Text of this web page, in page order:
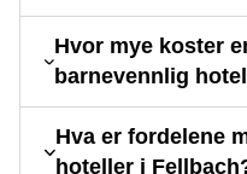
Hvor mye koster
barnevennlig
Hva er fordelene
hoteller i